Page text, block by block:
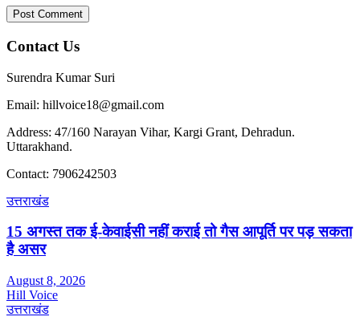
Contact Us
Surendra Kumar Suri
Email: hillvoice18@gmail.com
Address: 47/160 Narayan Vihar, Kargi Grant, Dehradun.
Uttarakhand.
Contact: 7906242503
उत्तराखंड
15 अगस्त तक ई-केवाईसी नहीं कराई तो गैस आपूर्ति पर पड़ सकता
है असर
August 8, 2026
Hill Voice
उत्तराखंड